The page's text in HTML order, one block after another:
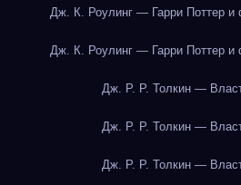
Дж. К. Роулинг — Гарри Поттер и
Дж. К. Роулинг — Гарри Поттер и
Дж. Р. Р. Толкин —
Дж. Р. Р. Толкин —
Дж. Р. Р. Толкин —